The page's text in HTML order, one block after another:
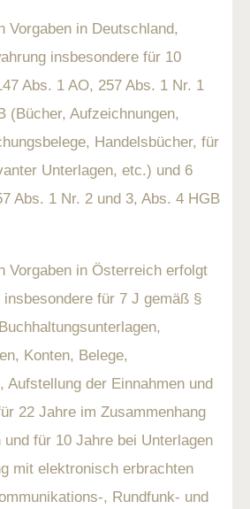
Vorgaben in Deutschland,
insbesondere für 10
Abs. 1 AO, 257 Abs. 1 Nr. 1
(Bücher, Aufzeichnungen,
Handelsbücher, für
Unterlagen, etc.) und 6
Abs. 1 Nr. 2 und 3, Abs. 4 HGB
Vorgaben in Österreich erfolgt
insbesondere für 7 J gemäß §
Konten, Belege,
Aufstellung der Einnahmen und
22 Jahre im Zusammenhang
für 10 Jahre bei Unterlagen
mit elektronisch erbrachten
, Rundfunk- und